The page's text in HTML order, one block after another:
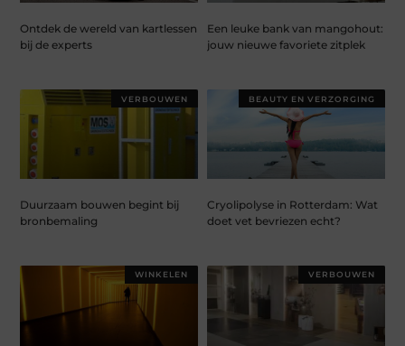
Ontdek de wereld van kartlessen
bij de experts
Een leuke bank van mangohout:
jouw nieuwe favoriete zitplek
VERBOUWEN
Duurzaam bouwen begint bij
bronbemaling
BEAUTY EN VERZORGING
Cryolipolyse in Rotterdam: Wat
doet vet bevriezen echt?
WINKELEN VERBOUWEN